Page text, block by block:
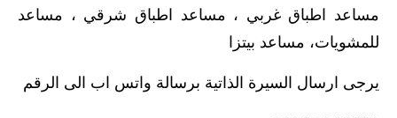
مساعد اطباق غربي ، مساعد اطباق شرقي ، مساعد
للمشويات، مساعد بيتزا
يرجى ارسال السيرة الذاتية برسالة واتس اب الى الرقم